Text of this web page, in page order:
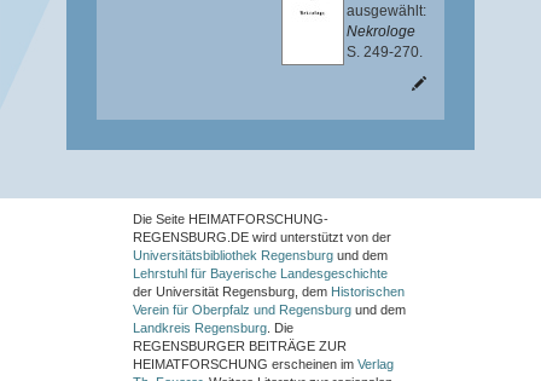
ausgewählt:
Nekrologe
S. 249-270.
Die Seite HEIMATFORSCHUNG-
REGENSBURG.DE wird unterstützt von der
Universitätsbibliothek Regensburg und dem
Lehrstuhl für Bayerische Landesgeschichte
der Universität Regensburg, dem Historischen
Verein für Oberpfalz und Regensburg und dem
Landkreis Regensburg . Die
REGENSBURGER BEITRÄGE ZUR
HEIMATFORSCHUNG erscheinen im Verlag